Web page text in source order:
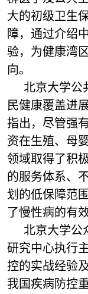
大的初级卫生
障，通过介绍
验，为健康湾
向。
北京大学公
民健康覆盖进
指出，尽管强
资在生殖、母
领域取得了积
的服务体系、
划的低保障范
了慢性病的有
北京大学公
研究中心执行
控的实战经验
我国疾病防控